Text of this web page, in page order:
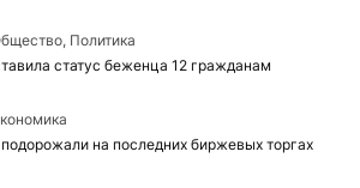
Политика
статус беженца 12 гражданам
на последних биржевых торгах